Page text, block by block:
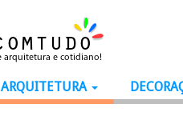
ARQUITETURA